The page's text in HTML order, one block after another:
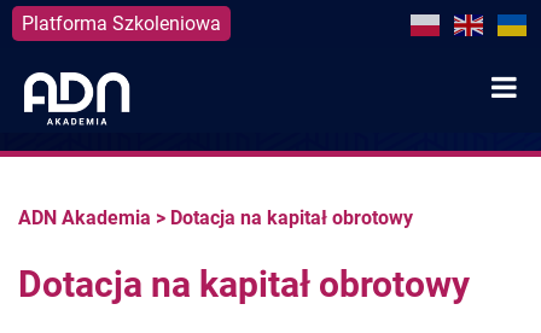
Platforma Szkoleniowa
content
ADN Akademia > Dotacja na kapitał obrotowy
Dotacja na kapitał obrotowy